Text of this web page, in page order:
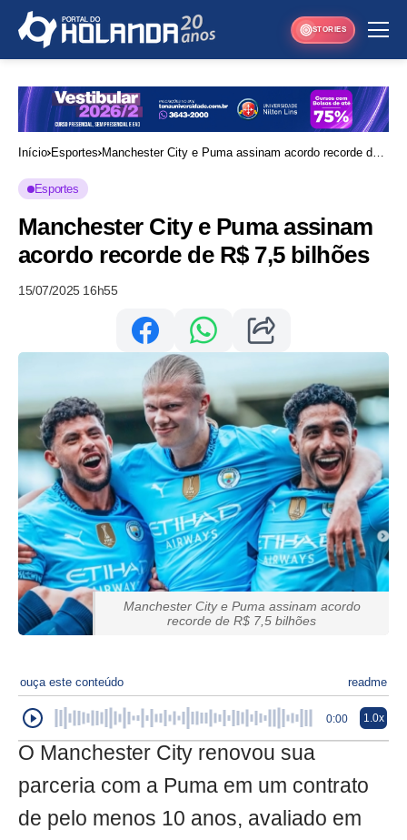
STORIES
Início Esportes Manchester City e Puma assinam acordo recorde de
Esportes
Manchester City e Puma assinam
acordo recorde de R$ 7,5 bilhões
15/07/2025 16h55
Manchester City e Puma assinam acordo
recorde de R$ 7,5 bilhões
ouça este conteúdo readme
0:00 1.0x
O Manchester City renovou sua
parceria com a Puma em um contrato
de pelo menos 10 anos, avaliado em